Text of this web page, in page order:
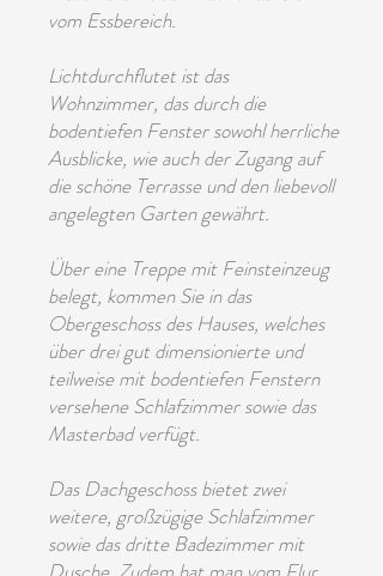
vom Essbereich.
Lichtdurchflutet ist das
Wohnzimmer, das durch die
bodentiefen Fenster sowohl herrliche
Ausblicke, wie auch der Zugang auf
die schöne Terrasse und den liebevoll
angelegten Garten gewährt.
Über eine Treppe mit Feinsteinzeug
belegt, kommen Sie in das
Obergeschoss des Hauses, welches
über drei gut dimensionierte und
teilweise mit bodentiefen Fenstern
versehene Schlafzimmer sowie das
Masterbad verfügt.
Das Dachgeschoss bietet zwei
weitere, großzügige Schlafzimmer
sowie das dritte Badezimmer mit